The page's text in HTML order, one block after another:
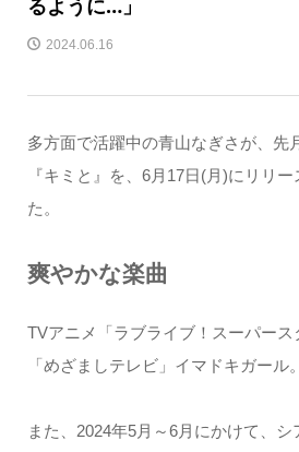
るように…」
2024.06.16
多方面で活躍中の青山なぎさが、先
『キミと』を、6月17日(月)にリリ
た。
爽やかな楽曲
TVアニメ「ラブライブ！スーパース
「めざましテレビ」イマドキガール。
また、2024年5月～6月にかけて、